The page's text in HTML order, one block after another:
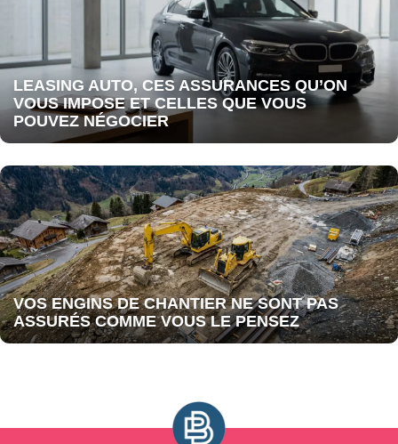
LEASING AUTO, CES ASSURANCES QU’ON
VOUS IMPOSE ET CELLES QUE VOUS
POUVEZ NÉGOCIER
VOS ENGINS DE CHANTIER NE SONT PAS
ASSURÉS COMME VOUS LE PENSEZ